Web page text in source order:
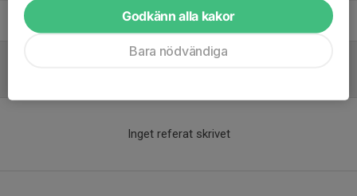
Inget referat skrivet
Godkänn alla kakor
Bara nödvändiga